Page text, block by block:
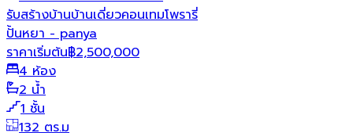
รับสร้างบ้านบ้านเดี่ยวคอนเทมโพรารี่
ปั้นหยา - panya
ราคาเริ่มต้น฿2,500,000
4 ห้อง
2 น้ำ
1 ชั้น
132 ตร.ม